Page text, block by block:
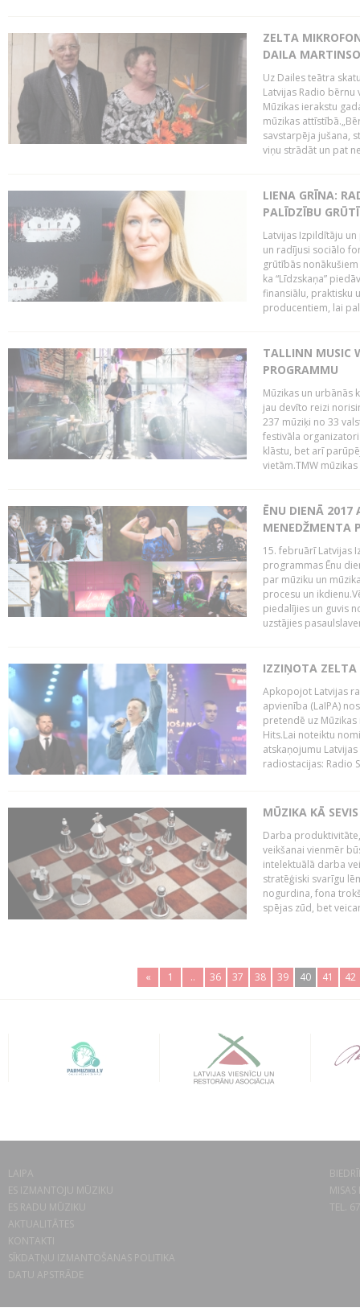
ZELTA
DAILA
Uz Dailes teātra
Latvijas Radio
Mūzikas ierakstu
mūzikas
savstarpēja jušana,
viņu strādāt un pat
LIENA GRĪNA:
PALĪDZĪBU
Latvijas Izpildītāju
un radījusi sociālo
grūtībās
ka “Līdzskaņa”
finansiālu, praktisku
producentiem, lai
TALLINN MUSIC
PROGRAMMU
Mūzikas un urbānās
jau devīto reizi
237 mūziķi no 33
festivāla
klāstu, bet arī
vietām.TMW
ĒNU DIENĀ 2017
MENEDŽMENTA
15. februārī Latvijas
programmas Ēnu
par mūziku un
procesu un
piedalījies un guvis
uzstājies
IZZIŅOTA ZELTA
Apkopojot Latvijas
apvienība (LaIPA)
pretendē uz
Hits.Lai noteiktu
atskaņojumu
radiostacijas: Radio
MŪZIKA KĀ
Darba
veikšanai vienmēr
intelektuālā darba
stratēģiski svarīgu
nogurdina, fona
spējas zūd, bet
« 1 .. 36 37 38 39 40 41 42
LAIPA
ES IZMANTOJU MŪZIKU
ES RADU MŪZIKU
AKTUALITĀTES
KONTAKTI
SĪKDATŅU IZMANTOŠANAS POLITIKA
DATU APSTRĀDE
TEL.